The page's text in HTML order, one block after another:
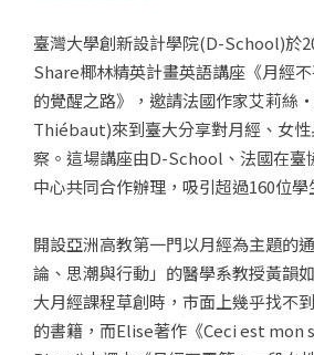
臺灣大學創新設計學院(D-School)於
Share椰林精英計畫英語講座《月經
的覺醒之路》，邀請法國作家艾莉絲
Thiébaut)來到臺大分享對月經、女
察。這場講座由D-School、法國在臺
中心共同合作辦理，吸引超過160位學
開設亞洲高教第一門以月經為主題的
論、思潮與行動」的醫學系教授黃韻
大月經課程草創時，市面上幾乎找不
的書籍，而Elise著作《Ceci est mon